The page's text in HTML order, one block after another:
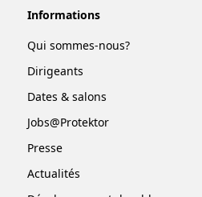
Informations
Qui sommes-nous?
Dirigeants
Dates & salons
Jobs@Protektor
Presse
Actualités